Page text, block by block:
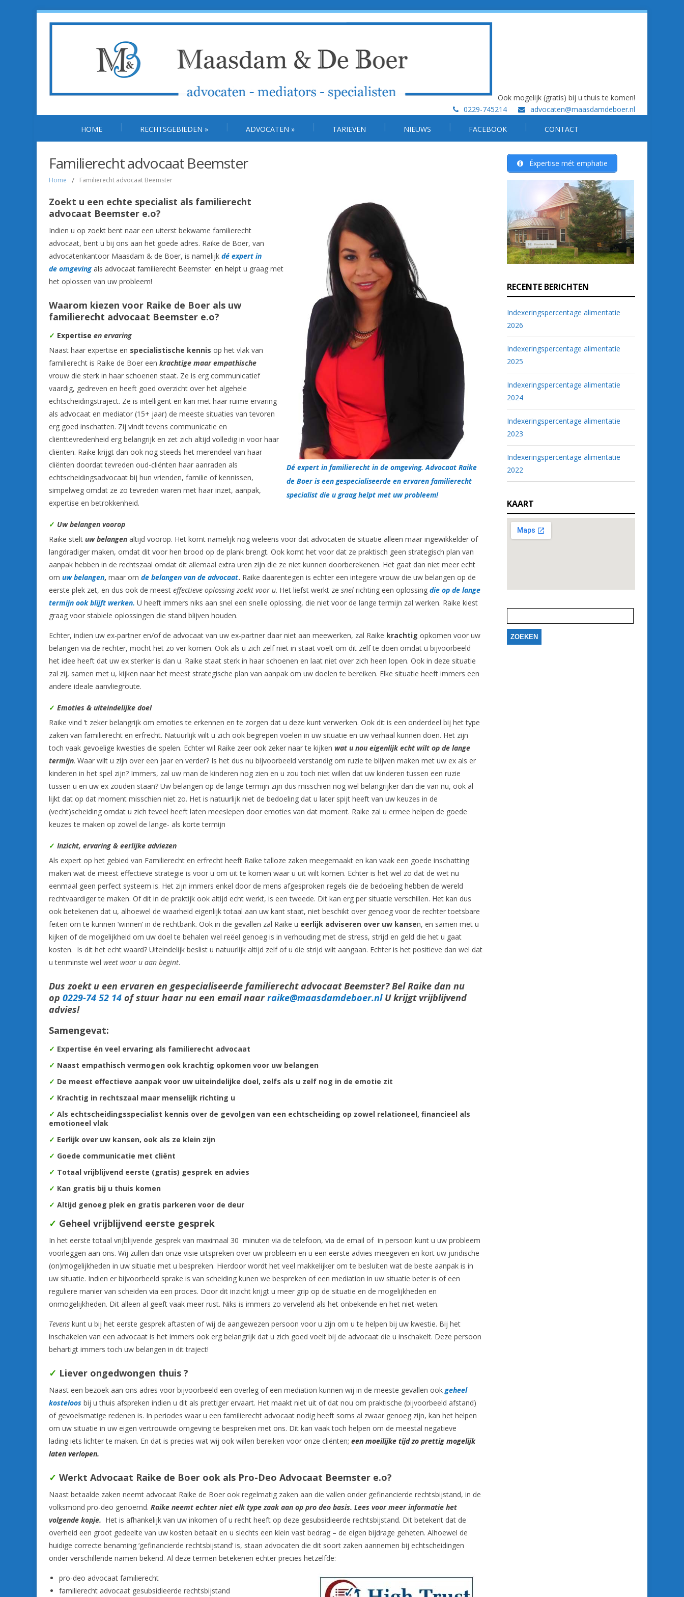
Ook mogelijk (gratis) bij u thuis te komen!
0229-745214
advocaten@maasdamdeboer.nl
HOME RECHTSGEBIEDEN » ADVOCATEN » TARIEVEN NIEUWS FACEBOOK CONTACT
Familierecht advocaat Beemster
Home / Familierecht advocaat Beemster
Dé expert in familierecht in de omgeving. Advocaat Raike
de Boer is een gespecialiseerde en ervaren familierecht
specialist die u graag helpt met uw probleem!
Zoekt u een echte specialist als familierecht
advocaat Beemster e.o?
Indien u op zoekt bent naar een uiterst bekwame familierecht
advocaat, bent u bij ons aan het goede adres. Raike de Boer, van
advocatenkantoor Maasdam & de Boer, is namelijk dé expert in
de omgeving als advocaat familierecht Beemster en helpt u graag met
het oplossen van uw probleem!
Waarom kiezen voor Raike de Boer als uw
familierecht advocaat Beemster e.o?
✓ Expertise en ervaring
Naast haar expertise en specialistische kennis op het vlak van
familierecht is Raike de Boer een krachtige maar empathische
vrouw die sterk in haar schoenen staat. Ze is erg communicatief
vaardig, gedreven en heeft goed overzicht over het algehele
echtscheidingstraject. Ze is intelligent en kan met haar ruime ervaring
als advocaat en mediator (15+ jaar) de meeste situaties van tevoren
erg goed inschatten. Zij vindt tevens communicatie en
cliënttevredenheid erg belangrijk en zet zich altijd volledig in voor haar
cliënten. Raike krijgt dan ook nog steeds het merendeel van haar
cliënten doordat tevreden oud-cliënten haar aanraden als
echtscheidingsadvocaat bij hun vrienden, familie of kennissen,
simpelweg omdat ze zo tevreden waren met haar inzet, aanpak,
expertise en betrokkenheid.
✓ Uw belangen voorop
Raike stelt uw belangen altijd voorop. Het komt namelijk nog weleens voor dat advocaten de situatie alleen maar ingewikkelder of
langdradiger maken, omdat dit voor hen brood op de plank brengt. Ook komt het voor dat ze praktisch geen strategisch plan van
aanpak hebben in de rechtszaal omdat dit allemaal extra uren zijn die ze niet kunnen doorberekenen. Het gaat dan niet meer echt
om uw belangen, maar om de belangen van de advocaat. Raike daarentegen is echter een integere vrouw die uw belangen op de
eerste plek zet, en dus ook de meest effectieve oplossing zoekt voor u. Het liefst werkt ze snel richting een oplossing die op de lange
termijn ook blijft werken. U heeft immers niks aan snel een snelle oplossing, die niet voor de lange termijn zal werken. Raike kiest
graag voor stabiele oplossingen die stand blijven houden.
Echter, indien uw ex-partner en/of de advocaat van uw ex-partner daar niet aan meewerken, zal Raike krachtig opkomen voor uw
belangen via de rechter, mocht het zo ver komen. Ook als u zich zelf niet in staat voelt om dit zelf te doen omdat u bijvoorbeeld
het idee heeft dat uw ex sterker is dan u. Raike staat sterk in haar schoenen en laat niet over zich heen lopen. Ook in deze situatie
zal zij, samen met u, kijken naar het meest strategische plan van aanpak om uw doelen te bereiken. Elke situatie heeft immers een
andere ideale aanvliegroute.
✓ Emoties & uiteindelijke doel
Raike vind ‘t zeker belangrijk om emoties te erkennen en te zorgen dat u deze kunt verwerken. Ook dit is een onderdeel bij het type
zaken van familierecht en erfrecht. Natuurlijk wilt u zich ook begrepen voelen in uw situatie en uw verhaal kunnen doen. Het zijn
toch vaak gevoelige kwesties die spelen. Echter wil Raike zeer ook zeker naar te kijken wat u nou eigenlijk echt wilt op de lange
termijn. Waar wilt u zijn over een jaar en verder? Is het dus nu bijvoorbeeld verstandig om ruzie te blijven maken met uw ex als er
kinderen in het spel zijn? Immers, zal uw man de kinderen nog zien en u zou toch niet willen dat uw kinderen tussen een ruzie
tussen u en uw ex zouden staan? Uw belangen op de lange termijn zijn dus misschien nog wel belangrijker dan die van nu, ook al
lijkt dat op dat moment misschien niet zo. Het is natuurlijk niet de bedoeling dat u later spijt heeft van uw keuzes in de
(vecht)scheiding omdat u zich teveel heeft laten meeslepen door emoties van dat moment. Raike zal u ermee helpen de goede
keuzes te maken op zowel de lange- als korte termijn
✓ Inzicht, ervaring & eerlijke adviezen
Als expert op het gebied van Familierecht en erfrecht heeft Raike talloze zaken meegemaakt en kan vaak een goede inschatting
maken wat de meest effectieve strategie is voor u om uit te komen waar u uit wilt komen. Echter is het wel zo dat de wet nu
eenmaal geen perfect systeem is. Het zijn immers enkel door de mens afgesproken regels die de bedoeling hebben de wereld
rechtvaardiger te maken. Of dit in de praktijk ook altijd echt werkt, is een tweede. Dit kan erg per situatie verschillen. Het kan dus
ook betekenen dat u, alhoewel de waarheid eigenlijk totaal aan uw kant staat, niet beschikt over genoeg voor de rechter toetsbare
feiten om te kunnen ‘winnen’ in de rechtbank. Ook in die gevallen zal Raike u eerlijk adviseren over uw kansen, en samen met u
kijken of de mogelijkheid om uw doel te behalen wel reëel genoeg is in verhouding met de stress, strijd en geld die het u gaat
kosten. Is dit het echt waard? Uiteindelijk beslist u natuurlijk altijd zelf of u die strijd wilt aangaan. Echter is het positieve dan wel dat
u tenminste wel weet waar u aan begint.
Dus zoekt u een ervaren en gespecialiseerde familierecht advocaat Beemster? Bel Raike dan nu
op 0229-74 52 14 of stuur haar nu een email naar raike@maasdamdeboer.nl U krijgt vrijblijvend
advies!
Samengevat:
✓ Expertise én veel ervaring als familierecht advocaat
✓ Naast empathisch vermogen ook krachtig opkomen voor uw belangen
✓ De meest effectieve aanpak voor uw uiteindelijke doel, zelfs als u zelf nog in de emotie zit
✓ Krachtig in rechtszaal maar menselijk richting u
✓ Als echtscheidingsspecialist kennis over de gevolgen van een echtscheiding op zowel relationeel, financieel als
emotioneel vlak
✓ Eerlijk over uw kansen, ook als ze klein zijn
✓ Goede communicatie met cliënt
✓ Totaal vrijblijvend eerste (gratis) gesprek en advies
✓ Kan gratis bij u thuis komen
✓ Altijd genoeg plek en gratis parkeren voor de deur
✓ Geheel vrijblijvend eerste gesprek
In het eerste totaal vrijblijvende gesprek van maximaal 30 minuten via de telefoon, via de email of in persoon kunt u uw probleem
voorleggen aan ons. Wij zullen dan onze visie uitspreken over uw probleem en u een eerste advies meegeven en kort uw juridische
(on)mogelijkheden in uw situatie met u bespreken. Hierdoor wordt het veel makkelijker om te besluiten wat de beste aanpak is in
uw situatie. Indien er bijvoorbeeld sprake is van scheiding kunen we bespreken of een mediation in uw situatie beter is of een
reguliere manier van scheiden via een proces. Door dit inzicht krijgt u meer grip op de situatie en de mogelijkheden en
onmogelijkheden. Dit alleen al geeft vaak meer rust. Niks is immers zo vervelend als het onbekende en het niet-weten.
Tevens kunt u bij het eerste gesprek aftasten of wij de aangewezen persoon voor u zijn om u te helpen bij uw kwestie. Bij het
inschakelen van een advocaat is het immers ook erg belangrijk dat u zich goed voelt bij de advocaat die u inschakelt. Deze persoon
behartigt immers toch uw belangen in dit traject!
✓ Liever ongedwongen thuis ?
Naast een bezoek aan ons adres voor bijvoorbeeld een overleg of een mediation kunnen wij in de meeste gevallen ookgeheel
kosteloos bij u thuis afspreken indien u dit als prettiger ervaart. Het maakt niet uit of dat nou om praktische (bijvoorbeeld afstand)
of gevoelsmatige redenen is. In periodes waar u een familierecht advocaat nodig heeft soms al zwaar genoeg zijn, kan het helpen
om uw situatie in uw eigen vertrouwde omgeving te bespreken met ons. Dit kan vaak toch helpen om de meestal negatieve
lading iets lichter te maken. En dat is precies wat wij ook willen bereiken voor onze cliënten; een moeilijke tijd zo prettig mogelijk
laten verlopen.
✓ Werkt Advocaat Raike de Boer ook als Pro-Deo Advocaat Beemster e.o?
Naast betaalde zaken neemt advocaat Raike de Boer ook regelmatig zaken aan die vallen onder gefinancierde rechtsbijstand, in de
volksmond pro-deo genoemd. Raike neemt echter niet elk type zaak aan op pro deo basis. Lees voor meer informatie het
volgende kopje. Het is afhankelijk van uw inkomen of u recht heeft op deze gesubsidieerde rechtsbijstand. Dit betekent dat de
overheid een groot gedeelte van uw kosten betaalt en u slechts een klein vast bedrag – de eigen bijdrage geheten. Alhoewel de
huidige correcte benaming ‘gefinancierde rechtsbijstand’ is, staan advocaten die dit soort zaken aannemen bij echtscheidingen
onder verschillende namen bekend. Al deze termen betekenen echter precies hetzelfde:
pro-deo advocaat familierecht
familierecht advocaat gesubsidieerde rechtsbijstand
Éxpertise mét emphatie
RECENTE BERICHTEN
Indexeringspercentage alimentatie
2026
Indexeringspercentage alimentatie
2025
Indexeringspercentage alimentatie
2024
Indexeringspercentage alimentatie
2023
Indexeringspercentage alimentatie
2022
KAART
naar: